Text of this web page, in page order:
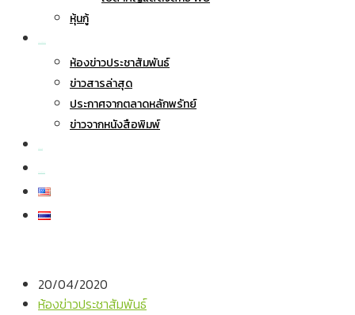
หุ้นกู้
ห้องข่าวประชาสัมพันธ์
ข่าวสารล่าสุด
ประกาศจากตลาดหลักพรัทย์
ข่าวจากหนังสือพิมพ์
20/04/2020
ห้องข่าวประชาสัมพันธ์